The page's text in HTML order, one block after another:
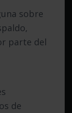
sobre
parte del
de